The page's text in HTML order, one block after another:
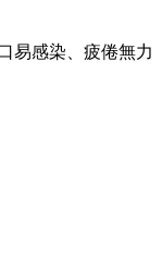
易感染、疲倦無力